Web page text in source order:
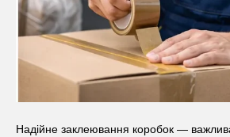
Надійне заклеювання коробок —